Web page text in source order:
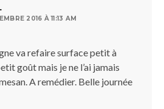
dit :
2016 À 11:13 AM
va refaire surface petit à
goût mais je ne l’ai jamais
A remédier. Belle journée